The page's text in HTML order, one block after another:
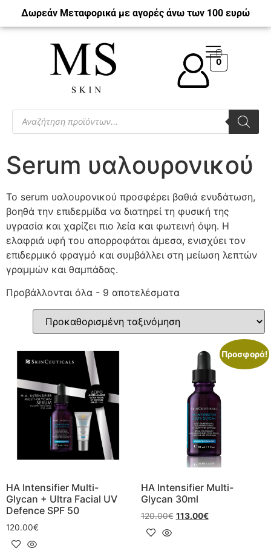
Δωρεάν Μεταφορικά με αγορές άνω των 100 ευρώ
0
Serum υαλουρονικού
Το serum υαλουρονικού προσφέρει βαθιά ενυδάτωση,
βοηθά την επιδερμίδα να διατηρεί τη φυσική της
υγρασία και χαρίζει πιο λεία και φωτεινή όψη. Η
ελαφριά υφή του απορροφάται άμεσα, ενισχύει τον
επιδερμικό φραγμό και συμβάλλει στη μείωση λεπτών
γραμμών και θαμπάδας.
Προβάλλονται όλα - 9 αποτελέσματα
HA Intensifier Multi-
Glycan + Ultra Facial UV
Defence SPF 50
120.00€
Προσφορά!
HA Intensifier Multi-
Glycan 30ml
120.00€ 113.00€